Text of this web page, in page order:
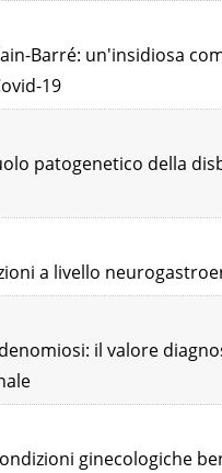
Barré: un'insidiosa
19
patogenetico della
a livello
il valore
ginecologiche